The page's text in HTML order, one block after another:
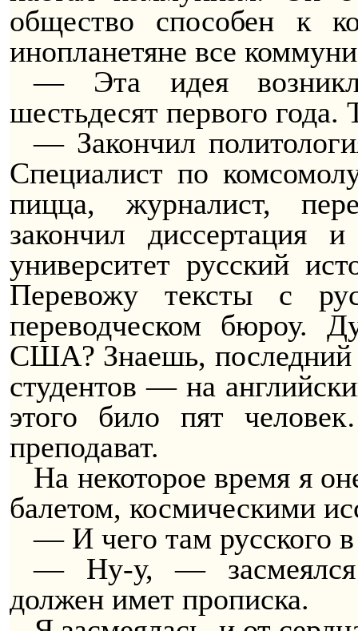
общество способен к
инопланетяне все
— Эта идея
шестьдесят первого
— Закончил
Специалист по
пицца, журналист,
закончил диссертация
университет русский
Перевожу тексты с
переводческом бюроу.
США? Знаешь, последний
студентов — на
этого било пят
преподават.
На некоторое время я
балетом, космическими
— И чего там русского
— Ну-у, —
должен имет прописка.